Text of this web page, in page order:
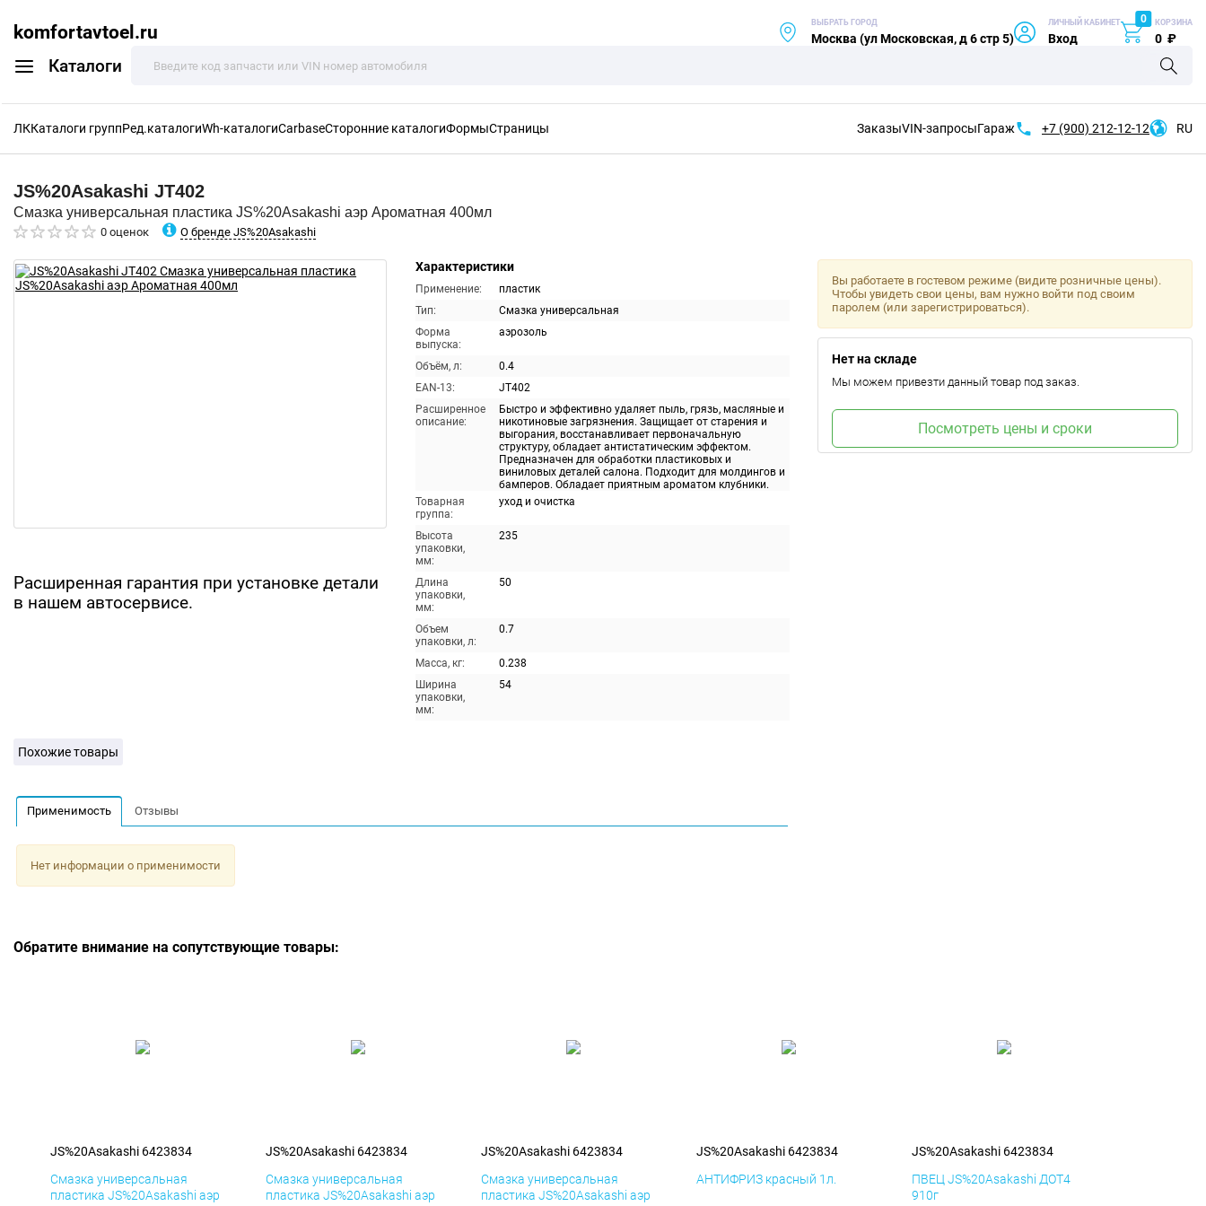
komfortavtoel.ru
Каталоги
ВЫБРАТЬ ГОРОД
Москва (ул Московская, д 6 стр 5)
ЛИЧНЫЙ КАБИНЕТ
Вход
0 КОРЗИНА
0 ₽
ЛККаталоги группРед.каталогиWh-каталогиCarbaseСторонние каталогиФормыСтраницы ЗаказыVIN-запросыГараж +7 (900) 212-12-12 RU
JS%20Asakashi JT402
Смазка универсальная пластика JS%20Asakashi аэр Ароматная 400мл
0 оценок О бренде JS%20Asakashi
Расширенная гарантия при установке детали
в нашем автосервисе.
Характеристики
Применение:
пластик
Тип:
Смазка универсальная
Форма
выпуска:
аэрозоль
Объём, л:
0.4
EAN-13:
JT402
Расширенное
описание:
Быстро и эффективно удаляет пыль, грязь, масляные и
никотиновые загрязнения. Защищает от старения и
выгорания, восстанавливает первоначальную
структуру, обладает антистатическим эффектом.
Предназначен для обработки пластиковых и
виниловых деталей салона. Подходит для молдингов и
бамперов. Обладает приятным ароматом клубники.
Товарная
группа:
уход и очистка
Высота
упаковки,
мм:
235
Длина
упаковки,
мм:
50
Объем
упаковки, л:
0.7
Масса, кг:
0.238
Ширина
упаковки,
мм:
54
Вы работаете в гостевом режиме (видите розничные цены).
Чтобы увидеть свои цены, вам нужно войти под своим
паролем (или зарегистрироваться).
Нет на складе
Мы можем привезти данный товар под заказ.
Посмотреть цены и сроки
Похожие товары
Применимость Отзывы
Нет информации о применимости
Обратите внимание на сопутствующие товары:
JS%20Asakashi 6423834
Смазка универсальная
пластика JS%20Asakashi аэр
JS%20Asakashi 6423834
Смазка универсальная
пластика JS%20Asakashi аэр
JS%20Asakashi 6423834
Смазка универсальная
пластика JS%20Asakashi аэр
JS%20Asakashi 6423834
АНТИФРИЗ красный 1л.
JS%20Asakashi 6423834
ПВЕЦ JS%20Asakashi ДОТ4
910г